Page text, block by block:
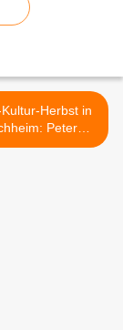
Herbst in
Peter
"Blue in